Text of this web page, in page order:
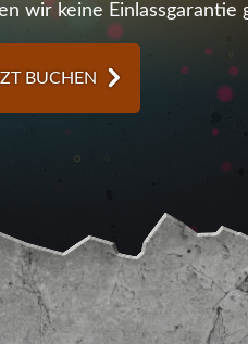
wir keine Einlassgarantie
BUCHEN